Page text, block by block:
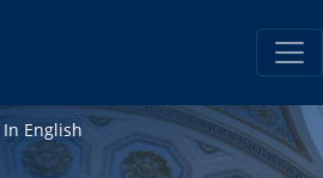
In English